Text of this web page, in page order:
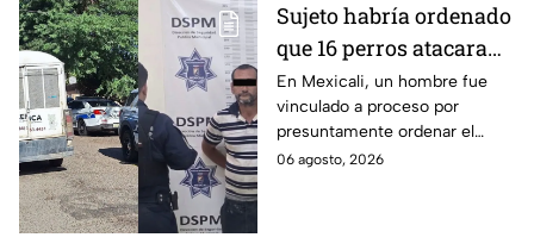
Sujeto habría ordenado
que 16 perros atacaran
a su hermana con
discapacidad en
Mexicali, BC
En Mexicali, un hombre fue
vinculado a proceso por
presuntamente ordenar el
ataque de 16 perros contra su
06 agosto, 2026